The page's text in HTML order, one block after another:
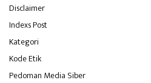
Disclaimer
Indexs Post
Kategori
Kode Etik
Pedoman Media Siber